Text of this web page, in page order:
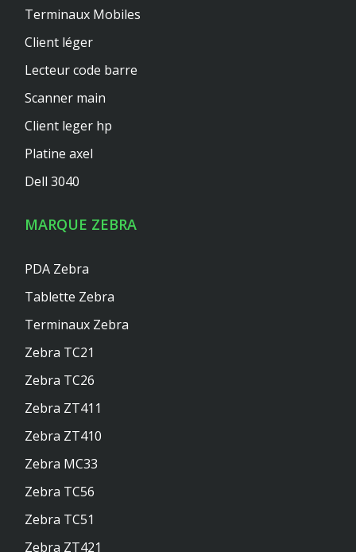
Terminaux Mobiles
Client léger
Lecteur code barre
Scanner main
Client leger hp
Platine axel
Dell 3040
MARQUE ZEBRA
PDA Zebra
Tablette Zebra
Terminaux Zebra
Zebra TC21
Zebra TC26
Zebra ZT411
Zebra ZT410
Zebra MC33
Zebra TC56
Zebra TC51
Zebra ZT421